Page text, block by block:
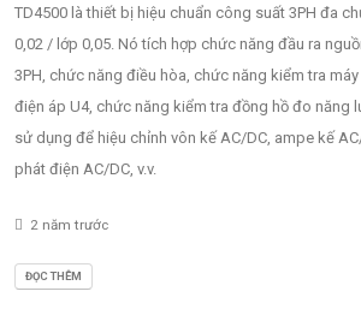
TD4500 là thiết bị hiệu chuẩn công suất 3PH đa
0,02 / lớp 0,05. Nó tích hợp chức năng đầu ra
3PH, chức năng điều hòa, chức năng kiểm tra
điện áp U4, chức năng kiểm tra đồng hồ đo năng
sử dụng để hiệu chỉnh vôn kế AC/DC, ampe kế
phát điện AC/DC, v.v.
2 năm trước
ĐỌC THÊM